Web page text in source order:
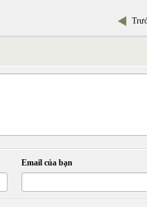
Email của bạn